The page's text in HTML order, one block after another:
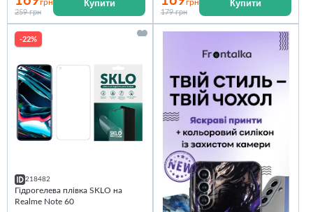
грн
259 грн
Купити грн
179 грн
Купити
-22%
218482
Гідрогелева плівка SKLO на
Realme Note 60